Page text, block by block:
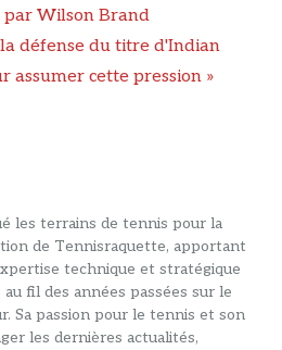
par Wilson Brand
défense du titre d'Indian
assumer cette pression »
les terrains de tennis pour la
de Tennisraquette, apportant
technique et stratégique
au fil des années passées sur le
Sa passion pour le tennis et son
les dernières actualités,